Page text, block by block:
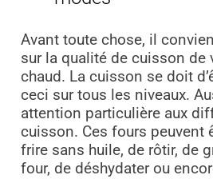
Avant toute chose, il
sur la qualité de cuisson de
chaud. La cuisson se doit
ceci sur tous les niveaux.
attention particulière aux
cuisson. Ces fours peuvent
frire sans huile, de rôtir, de
four, de déshydater ou